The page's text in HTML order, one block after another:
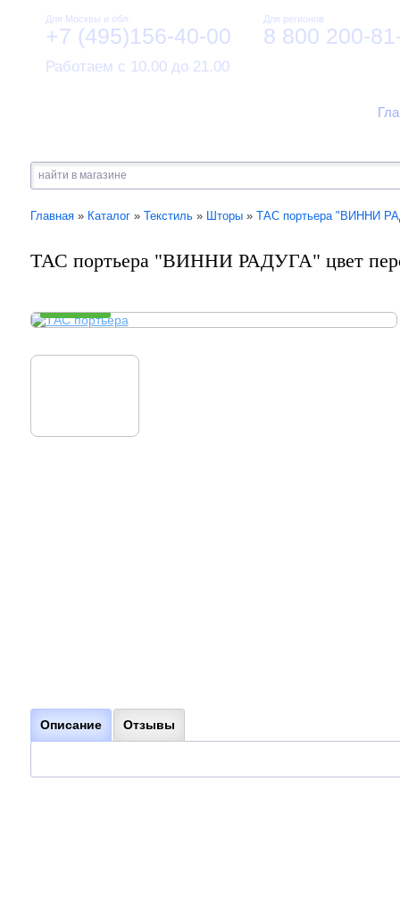
Для Москвы и обл.
+7 (495)156-40-00
Для регионов
8 800 200-
Работаем с 10.00 до 21.00
Главная» Каталог» Текстиль» Шторы» ТАС портьера "ВИННИ
ТАС портьера "ВИННИ РАДУГА" цвет
Описание Отзывы